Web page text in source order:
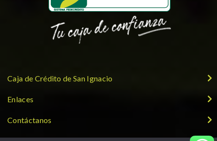
Caja de Crédito de San Ignacio
Enlaces
Contáctanos